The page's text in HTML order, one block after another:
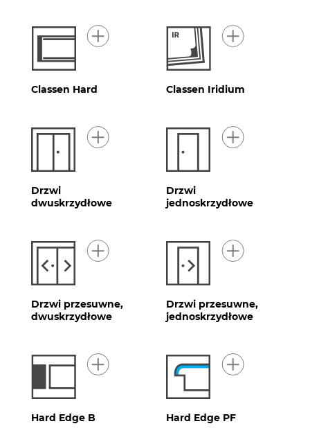
Classen Hard Classen Iridium
Drzwi
dwuskrzydłowe
Drzwi
jednoskrzydłowe
Drzwi przesuwne,
dwuskrzydłowe
Drzwi przesuwne,
jednoskrzydłowe
Hard Edge B Hard Edge PF